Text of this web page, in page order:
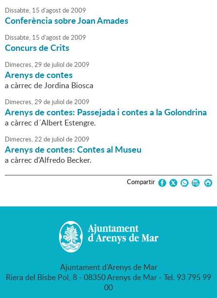
Dissabte, 15 d'agostde2009
Conferència sobre Joan Amades
Dissabte, 15 d'agostde2009
Concurs de Crits
Dimecres,29 de juliol de2009
Arenys de contes
a càrrec de Jordina Biosca
Dimecres,29 de juliol de2009
Arenys de contes: Passejada i contes a la Golondrina
a càrrec d´Albert Estengre.
Dimecres,22 de juliol de2009
Arenys de contes: Contes al Museu
a càrrec d'Alfredo Becker.
Compartir
Ajuntament d'Arenys de Mar
Riera del Bisbe Pol, 8 - 08350 Arenys de Mar - Tel. 93 795 99
00